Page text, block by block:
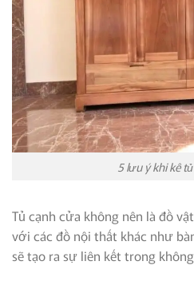
5 lưu ý khi kê
Tủ cạnh cửa không nên là đồ
với các đồ nội thất khác như
sẽ tạo ra sự liên kết trong